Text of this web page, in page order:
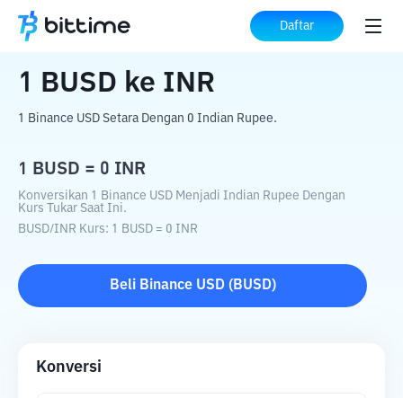
Daftar
Beranda Konverter Kripto BUSD INR
1 BUSD ke INR
1 Binance USD Setara Dengan 0 Indian Rupee.
1 BUSD = 0 INR
Konversikan 1 Binance USD Menjadi Indian Rupee Dengan
Kurs Tukar Saat Ini.
BUSD/INR Kurs: 1 BUSD = 0 INR
Beli Binance USD( BUSD)
Konversi